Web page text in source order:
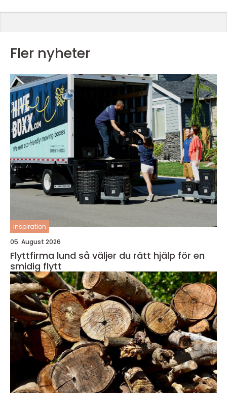
Fler nyheter
inspiration
05. August 2026
Flyttfirma lund så väljer du rätt hjälp för en
smidig flytt